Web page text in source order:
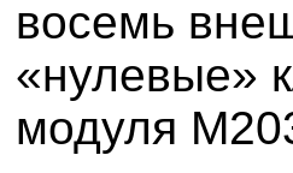
восемь
«нулевые»
модуля